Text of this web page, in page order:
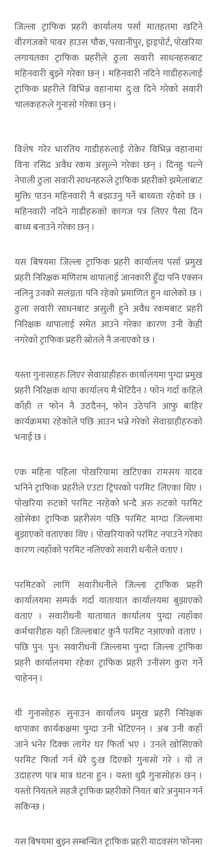
जिल्ला ट्राफिक प्रहरी कार्यालय पर्सा मातहतमा खटिने
वीरगंजकाे पावर हाउस चाैक, परवानीपुर, ड्राइपाेर्ट, पाेखरिया
लगायतका ट्राफिक प्रहरीले ठुला सवारी साधनहरुबाट
महिनवारी बुझ्ने गरेका छन् । महिनवारी नदिने गाडीहरुलाई
ट्राफिक प्रहरीले विभिन्न वहानामा दु:ख दिने गरेकाे सवारी
चालकहरुले गुनासाे गरेका छन् ।
विशेष गरेर भारतिय गाडीहरुलाई राेकेर विभिन्न वहानामा
विना रसिद अवैध रकम असुल्ने गरेका छन् । दिनहु चल्ने
नेपाली ठुला सवारी साधनहरुले ट्राफिक प्रहरीकाे झमेलाबाट
मुक्ति पाउन महिनवारी नै बझाउनु पर्ने बाध्यता रहेकाे छ ।
महिनवारी नदिने गाडीहरुकाे कागज पत्र लिएर पैसा दिन
बाध्य बनाउने गरेका छन् ।
यस बिषयमा जिल्ला ट्राफिक प्रहरी कार्यालय पर्सा प्रमुख
प्रहरी निरिक्षक मणिराम थापालाई जानकारी हुँदा पनि एक्सन
नलिनु उनकाे सलंग्नता पनि रहेकाे प्रमाणित हुन थालेकाे छ ।
ठुला सवारी साधनबाट असुली हुने अवैध रकमबाट प्रहरी
निरिक्षक थापालाई समेत आउने गरेका कारण उनी केही
नगरेकाे ट्राफिक प्रहरी स्राेतले नै जनाएकाे छ ।
यस्ता गुनासाहरु लिएर सेवाग्राहीहरु कार्यालयमा पुग्दा प्रमुख
प्रहरी निरिक्षक थापा कार्यालय मै भेटिदैन । फाेन गर्दा कहिले
काँही त फाेन नै उठदैनन्, फाेन उठेपनि आफु बाहिर
कार्यक्रममा रहेकाेले पछि आउन भन्ने गरेकाे सेवाग्राहीहरुकाे
भनाई छ ।
एक महिना पहिला पाेखरियामा खटिएका रामसय यादव
भनिने ट्राफिक प्रहरीले एउटा ट्रिपरकाे परमिट लिएका थिए ।
पाेखरिया रुटकाे परमिट नरहेकाे भन्दै अरु रुटकाे परमिट
खाेसेका ट्राफिक प्रहरीसंग पछि परमिट माग्दा जिल्लामा
बुझाएकाे वताएका थिए । पाेखरियाकाे परमिट नपाउने गरेका
कारण त्यहाँकाे परमिट नलिएकाे सवारी धनीले वताए ।
परमिटकाे लागि सवारीधनीले जिल्ला ट्राफिक प्रहरी
कार्यालयमा सम्पर्क गर्दा यातायात कार्यालयमा बुझाएकाे
वताए । सवारीधनी यातायात कार्यालय पुग्दा त्यहाँका
कर्मचारीहरु यहाँ जिल्लाबाट कुनै परमिट नआएकाे वताए ।
पछि पुन: पुन: सवारीधनी जिल्लामा पुग्दा जिल्ला ट्राफिक
प्रहरी कार्यालयमा रहेका ट्राफिक प्रहरी उनीसंग कुरा गर्ने
चाहेनन् ।
यी गुनासाेहरु सुनाउन कार्यालय प्रमुख प्रहरी निरिक्षक
थापाका कार्यकक्षमा पुग्दा उनी भेटिएनन् । अब उनी कहाँ
जाने भनेर दिक्क लागेर घर फिर्ता भए । उनले खाेसिएकाे
परमिट फिर्ता गर्न धेरै दु:ख दिएकाे गुनासाे गरे । याे त
उदाहरण पात्र मात्र घटना हुन । यस्ता थुप्रै गुनासाेहरु छन् ।
यस्ताे नियतले सहजै ट्राफिक प्रहरीकाे नियत बारे अनुमान गर्न
सकिन्छ ।
यस बिषयमा बुझ्न सम्बन्धित ट्राफिक प्रहरी यादवसंग फाेनमा